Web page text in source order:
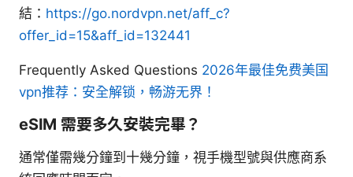
結： https://go.nordvpn.net/aff_c?
offer_id=15&aff_id=132441
Frequently Asked Questions 2026年最佳免费美国
vpn推荐：安全解锁，畅游无界！
eSIM 需要多久安裝完畢？
通常僅需幾分鐘到十幾分鐘，視手機型號與供應商系